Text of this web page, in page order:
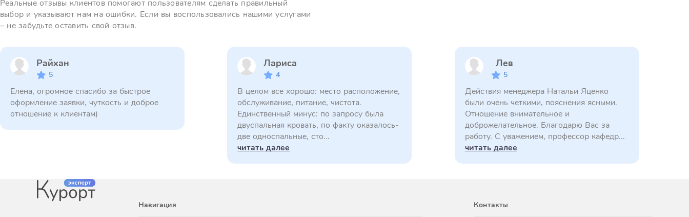
Реальные отзывы клиентов помогают пользователям сделать правильный
выбор и указывают нам на ошибки. Если вы воспользовались нашими услугами
– не забудьте оставить свой отзыв.
Райхан
5
Елена, огромное спасибо за быстрое
оформление заявки, чуткость и доброе
отношение к клиентам)
Лариса
4
В целом все хорошо: место расположение,
обслуживание, питание, чистота.
Единственный минус: по запросу была
двуспальная кровать, по факту оказалось-
две односпальные, сто...
читать далее
Лев
5
Действия менеджера Натальи Яценко
были очень четкими, пояснения ясными.
Отношение внимательное и
доброжелательное. Благодарю Вас за
работу. С уважением, профессор кафедр...
читать далее
Навигация Контакты